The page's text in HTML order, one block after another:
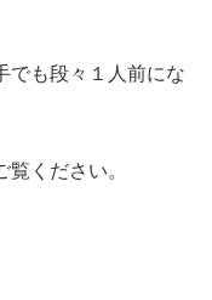
でも段々１人前にな
ください。